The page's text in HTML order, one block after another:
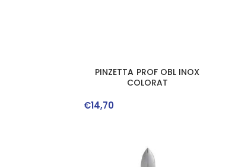
PINZETTA PROF OBL INOX
COLORAT
€14,70